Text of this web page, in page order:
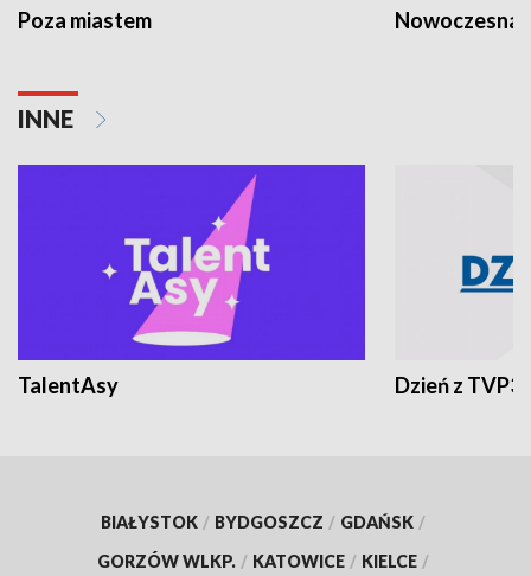
Poza miastem Nowoczesna
INNE
TalentAsy Dzień z TVP3
BIAŁYSTOK / BYDGOSZCZ / GDAŃSK /
GORZÓW WLKP. / KATOWICE / KIELCE /